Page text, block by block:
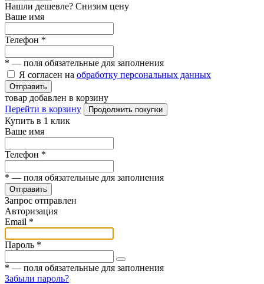
Нашли дешевле? Снизим цену
Ваше имя
Телефон *
* — поля обязательные для заполнения
Я согласен на обработку персональных данных
Отправить
товар добавлен в корзину
Перейти в корзину
Продолжить покупки
Купить в 1 клик
Ваше имя
Телефон *
* — поля обязательные для заполнения
Отправить
Запрос отправлен
Авторизация
Email *
Пароль *
* — поля обязательные для заполнения
Забыли пароль?